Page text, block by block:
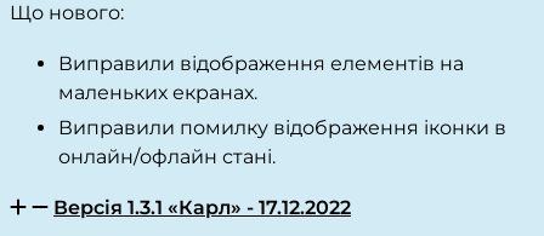
Що нового:
Виправили відображення елементів на
маленьких екранах.
Виправили помилку відображення іконки в
онлайн/офлайн стані.
Версія 1.3.1 «Карл» - 17.12.2022